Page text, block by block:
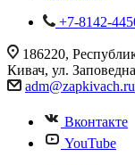
+7-8142-
186220,
Кивач, ул.
adm@zapkivach.ru
Вконтакте
YouTube